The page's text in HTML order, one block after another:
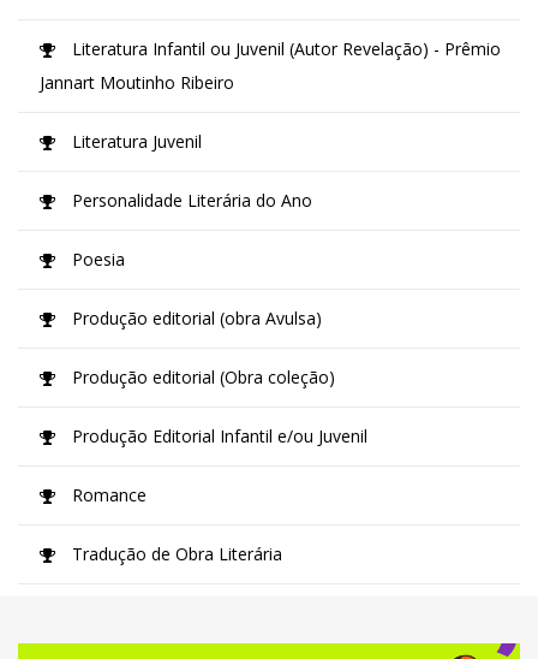
Literatura Infantil ou Juvenil (Autor Revelação) - Prêmio
Jannart Moutinho Ribeiro
Literatura Juvenil
Personalidade Literária do Ano
Poesia
Produção editorial (obra Avulsa)
Produção editorial (Obra coleção)
Produção Editorial Infantil e/ou Juvenil
Romance
Tradução de Obra Literária